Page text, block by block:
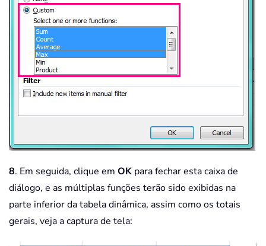
8. Em seguida, clique em OK para fechar esta caixa de
diálogo, e as múltiplas funções terão sido exibidas na
parte inferior da tabela dinâmica, assim como os totais
gerais, veja a captura de tela: